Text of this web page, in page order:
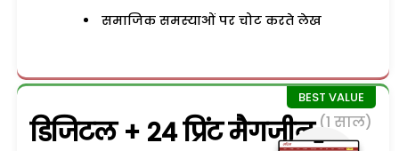
समाजिक समस्याओं पर चोट करते लेख
डिजिटल + 24 प्रिंट मैगजीन (1 साल)